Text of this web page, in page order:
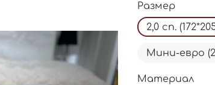
Размер
2,0 сп.
Мини-евро
Материал